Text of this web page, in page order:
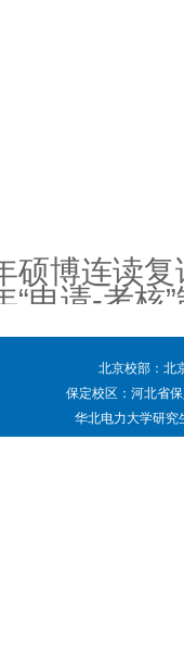
硕博连读
“申请-考核
北京校部：北
保定校区：河北省
华北电力大学研究